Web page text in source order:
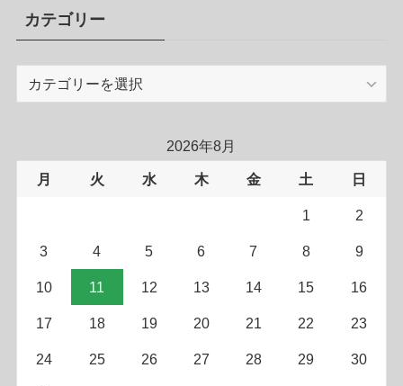
カテゴリー
ー
2026年8月
月 火 水 木 金 土 日
1 2
3 4 5 6 7 8 9
10 11 12 13 14 15 16
17 18 19 20 21 22 23
24 25 26 27 28 29 30